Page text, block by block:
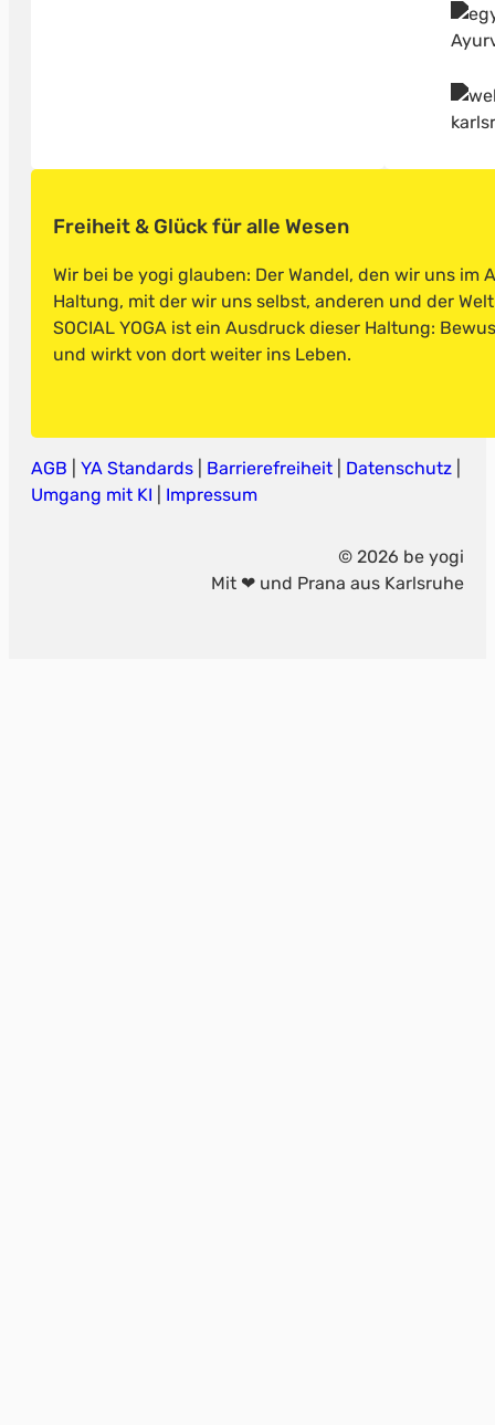
Freiheit & Glück für alle Wesen
Wir bei be yogi glauben: Der Wandel, den wir uns
Haltung, mit der wir uns selbst, anderen und der
SOCIAL YOGA ist ein Ausdruck dieser Haltung:
und wirkt von dort weiter ins Leben.
AGB YA Standards Barrierefreiheit Datenschutz
Umgang mit KI
Impressum
© 2026 be yogi
Mit ❤ und Prana aus Karlsruhe